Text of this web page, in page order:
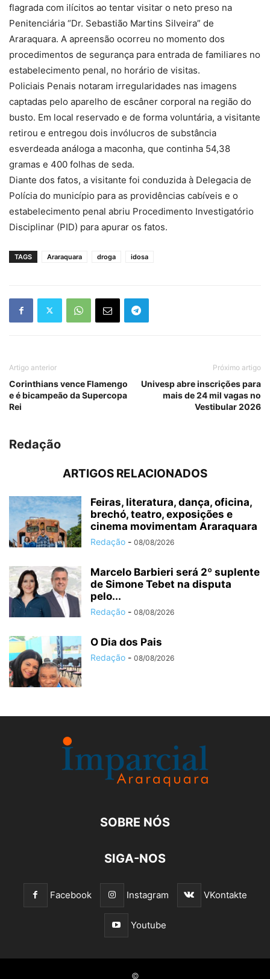
flagrada com ilícitos ao tentar visitar o neto preso na
Penitenciária “Dr. Sebastião Martins Silveira” de
Araraquara. A apreensão ocorreu no momento dos
procedimentos de segurança para entrada de familiares no
estabelecimento penal, no horário de visitas.
Policiais Penais notaram irregularidades nas imagens
captadas pelo aparelho de escâner corporal na região do
busto. Em local reservado e de forma voluntária, a visitante
retirou e entregou dois invólucros de substância
esverdeada análoga a maconha, que continha 54,38
gramas e 400 folhas de seda.
Diante dos fatos, a visitante foi conduzida à Delegacia de
Polícia do município para as providências cabíveis e o
estabelecimento penal abriu Procedimento Investigatório
Disciplinar (PID) para apurar os fatos.
TAGS Araraquara droga idosa
Artigo anterior
Corinthians vence Flamengo
e é bicampeão da Supercopa
Rei
Próximo artigo
Univesp abre inscrições para
mais de 24 mil vagas no
Vestibular 2026
Redação
ARTIGOS RELACIONADOS
Feiras, literatura, dança, oficina,
brechó, teatro, exposições e
cinema movimentam Araraquara
Redação - 08/08/2026
Marcelo Barbieri será 2º suplente
de Simone Tebet na disputa
pelo...
Redação - 08/08/2026
O Dia dos Pais
Redação - 08/08/2026
SOBRE NÓS
SIGA-NOS
Facebook Instagram VKontakte
Youtube
©